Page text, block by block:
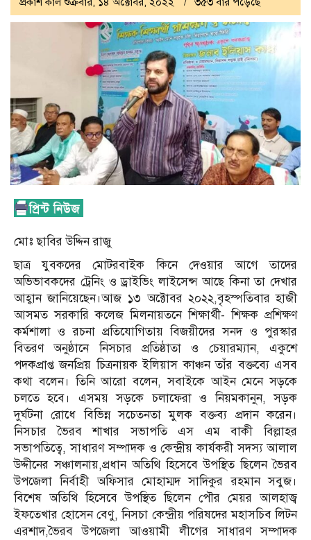
মোঃ ছাবির উদ্দিন রাজু
ছাত্র যুবকদের মোটরবাইক কিনে দেওয়ার আগে তাদের
অভিভাবকদের ট্রেনিং ও ড্রাইভিং লাইসেন্স আছে কিনা তা দেখার
আহ্বান জানিয়েছেন।আজ ১৩ অক্টোবর ২০২২,বৃহস্পতিবার হাজী
আসমত সরকারি কলেজ মিলনায়তনে শিক্ষার্থী- শিক্ষক প্রশিক্ষণ
কর্মশালা ও রচনা প্রতিযোগিতায় বিজয়ীদের সনদ ও পুরস্কার
বিতরণ অনুষ্ঠানে নিসচার প্রতিষ্ঠাতা ও চেয়ারম্যান, একুশে
পদকপ্রাপ্ত জনপ্রিয় চিত্রনায়ক ইলিয়াস কাঞ্চন তাঁর বক্তব্যে এসব
কথা বলেন। তিনি আরো বলেন, সবাইকে আইন মেনে সড়কে
চলতে হবে। এসময় সড়কে চলাফেরা ও নিয়মকানুন, সড়ক
দুর্ঘটনা রোধে বিভিন্ন সচেতনতা মুলক বক্তব্য প্রদান করেন।
নিসচার ভৈরব শাখার সভাপতি এস এম বাকী বিল্লাহর
সভাপতিত্বে, সাধারণ সম্পাদক ও কেন্দ্রীয় কার্যকরী সদস্য আলাল
উদ্দীনের সঞ্চালনায়,প্রধান অতিথি হিসেবে উপস্থিত ছিলেন ভৈরব
উপজেলা নির্বাহী অফিসার মোহাম্মদ সাদিকুর রহমান সবুজ।
বিশেষ অতিথি হিসেবে উপস্থিত ছিলেন পৌর মেয়র আলহাজ্ব
ইফতেখার হোসেন বেণু, নিসচা কেন্দ্রীয় পরিষদের মহাসচিব লিটন
এরশাদ,ভৈরব উপজেলা আওয়ামী লীগের সাধারণ সম্পাদক